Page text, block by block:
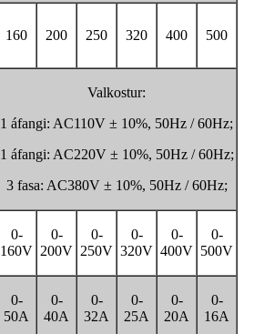
160 200 250 320 400 500
Valkostur:
1 áfangi: AC110V ± 10%, 50Hz / 60Hz;
1 áfangi: AC220V ± 10%, 50Hz / 60Hz;
3 fasa: AC380V ± 10%, 50Hz / 60Hz;
0-
160V
0-
200V
0-
250V
0-
320V
0-
400V
0-
500V
0-
50A
0-
40A
0-
32A
0-
25A
0-
20A
0-
16A